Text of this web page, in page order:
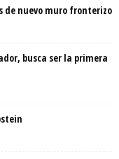
de nuevo muro fronterizo
busca ser la primera